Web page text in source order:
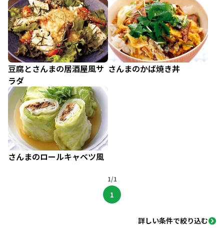
豆腐とさんまの居酒屋風サ
ラダ
さんまのかば焼き丼
さんまのロールキャベツ風
1/1
1
詳しい条件で絞り込む